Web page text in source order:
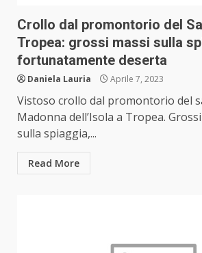
Crollo dal promontorio del
Tropea: grossi massi sulla
fortunatamente deserta
Daniela Lauria Aprile 7, 2023
Vistoso crollo dal promontorio del
Madonna dell’Isola a Tropea.
sulla spiaggia,...
Read More